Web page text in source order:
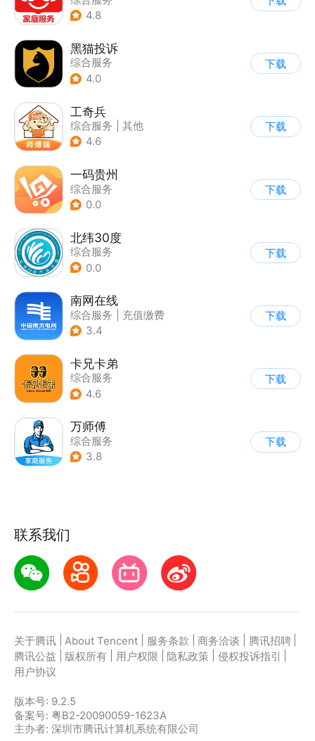
4.8
黑猫投诉
综合服务
4.0
下载
工奇兵
综合服务
其他
4.6
下载
一码贵州
综合服务
0.0
下载
北纬30度
综合服务
0.0
下载
南网在线
综合服务
充值缴费
3.4
下载
卡兄卡弟
综合服务
4.6
下载
万师傅
综合服务
3.8
下载
联系我们
关于腾讯 About Tencent 服务条款 商务洽谈 腾讯招聘
腾讯公益
版权所有 用户权限 隐私政策 侵权投诉指引
用户协议
版本号: 9.2.5
备案号: 粤B2-20090059-1623A
主办者: 深圳市腾讯计算机系统有限公司